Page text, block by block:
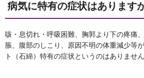
病気に特有の症状はあります
咳・息切れ・呼吸困難、胸郭より下の疼痛
脹、腹部のしこり、原因不明の体重減少等
ト（石綿）特有の症状というのはありません